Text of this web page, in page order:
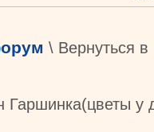
\ Вернуться
Гаршинка(цветы у